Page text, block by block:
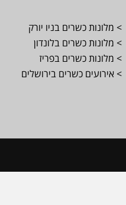
> מלונות כשרים בניו יורק
> מלונות כשרים בלונדון
> מלונות כשרים בפריז
> אירועים כשרים בירושלים